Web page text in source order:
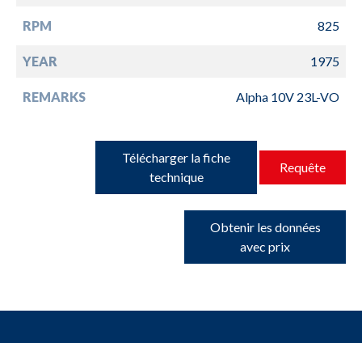
RPM 825
YEAR 1975
REMARKS Alpha 10V 23L-VO
Télécharger la fiche
technique
Requête
Obtenir les données
avec prix